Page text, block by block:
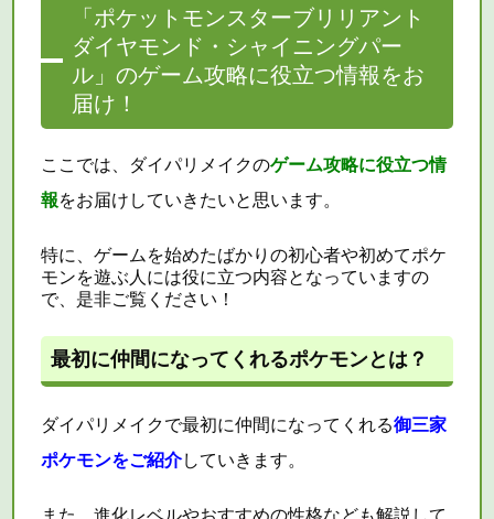
「ポケットモンスターブリリアント
ダイヤモンド・シャイニングパー
ル」のゲーム攻略に役立つ情報をお
届け！
ここでは、ダイパリメイクのゲーム攻略に役立つ情
報をお届けしていきたいと思います。
特に、ゲームを始めたばかりの初心者や初めてポケ
モンを遊ぶ人には役に立つ内容となっていますの
で、是非ご覧ください！
最初に仲間になってくれるポケモンとは？
ダイパリメイクで最初に仲間になってくれる御三家
ポケモンをご紹介していきます。